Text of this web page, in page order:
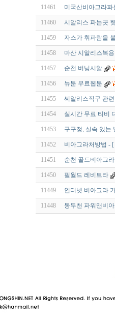
11461 미국산비아그라
11460 시알리스 파는곳
11459 자스가 휘파람을
11458 마산 시알리스복
11457 순천 버닝시알
11456 뉴툰 무료웹툰
11455 씨알리스직구 관
11454 실시간 무료 티비
11453 구구정, 실속 있는
11452 비아그라처방법 -
11451 순천 골드비아그
11450 필월드 레비트라
11449 인터넷 비아그라
11448 동두천 파워맨비